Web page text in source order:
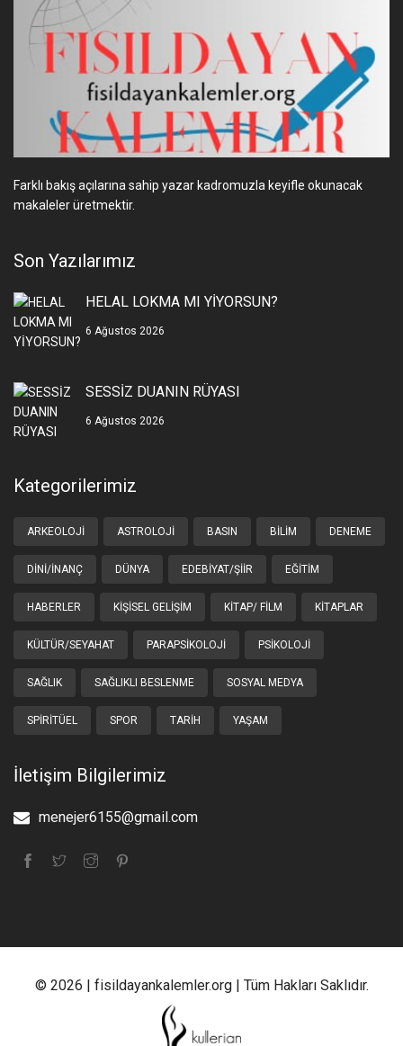
Farklı bakış açılarına sahip yazar kadromuzla keyifle okunacak
makaleler üretmektir.
Son Yazılarımız
HELAL LOKMA MI YİYORSUN?
6 Ağustos 2026
SESSİZ DUANIN RÜYASI
6 Ağustos 2026
Kategorilerimiz
ARKEOLOJI ASTROLOJI BASIN BILIM DENEME
DINI/İNANÇ DÜNYA EDEBIYAT/ŞIIR EĞITIM
HABERLER KIŞISEL GELIŞIM KITAP/ FILM KITAPLAR
KÜLTÜR/SEYAHAT PARAPSIKOLOJI PSIKOLOJI
SAĞLIK SAĞLIKLI BESLENME SOSYAL MEDYA
SPIRITÜEL SPOR TARIH YAŞAM
İletişim Bilgilerimiz
menejer6155@gmail.com
© 2026 | fisildayankalemler.org | Tüm Hakları Saklıdır.